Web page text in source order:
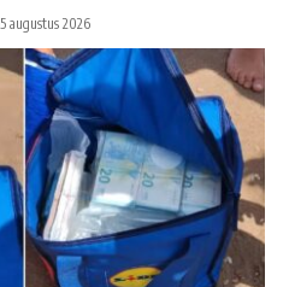
5 augustus 2026